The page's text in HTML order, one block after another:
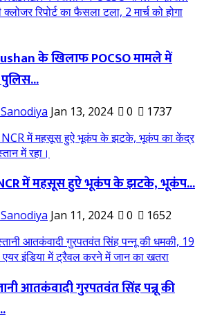
के खिलाफ POCSO मामले में
Jan 13, 2024 0 1737
में महसूस हुऐ भूकंप के झटके, भूकंप...
Jan 11, 2024 0 1652
आतकंवादी गुरपतवंत सिंह पन्नू की